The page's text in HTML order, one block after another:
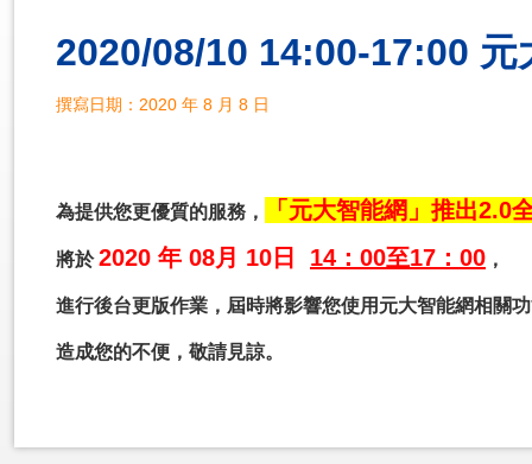
2020/08/10 14:00-17:00 元
撰寫日期：2020 年 8 月 8 日
為提供您更優質的服務， 「元大智能網」推出2.0
將於2020 年 08月 10日 14：00至17：00 ，
進行後台更版作業，屆時將影響您使用元大智能網相關
造成您的不便，敬請見諒。